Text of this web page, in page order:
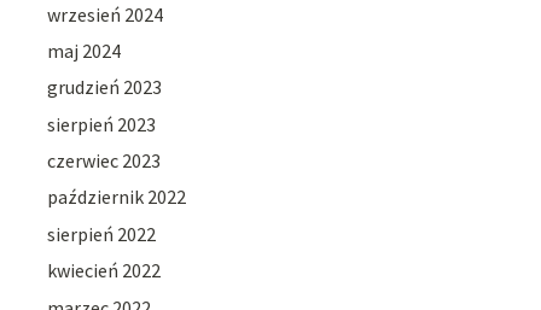
wrzesień 2024
maj 2024
grudzień 2023
sierpień 2023
czerwiec 2023
październik 2022
sierpień 2022
kwiecień 2022